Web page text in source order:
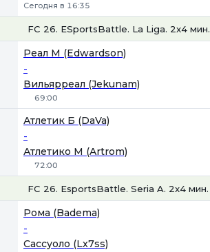
Сегодня в 16:35
FC 26. ESportsBattle. La Liga. 2x4 мин.
Реал М (Edwardson)
-
Вильярреал (Jekunam)
69:00
Атлетик Б (DaVa)
-
Атлетико М (Artrom)
72:00
FC 26. EsportsBattle. Seria A. 2x4 мин.
Рома (Badema)
-
Сассуоло (Lx7ss)